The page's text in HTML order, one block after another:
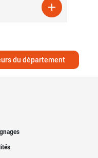

du département